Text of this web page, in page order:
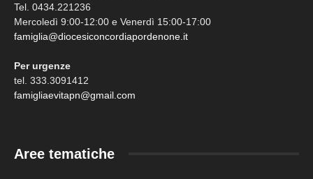
Tel. 0434.221236
Mercoledì 9:00-12:00 e Venerdì 15:00-17:00
famiglia@diocesiconcordiapordenone.it
Per urgenze
tel. 333.3091412
famigliaevitapn@gmail.com
Aree tematiche